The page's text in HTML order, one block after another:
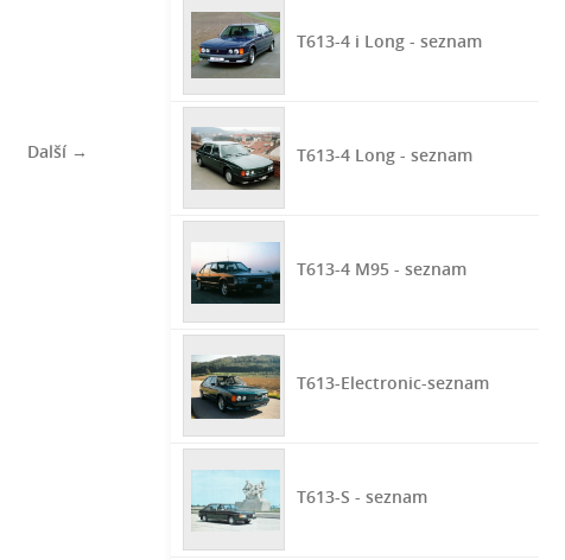
Další →
T613-4 i Long - seznam
T613-4 Long - seznam
T613-4 M95 - seznam
T613-Electronic-seznam
T613-S - seznam